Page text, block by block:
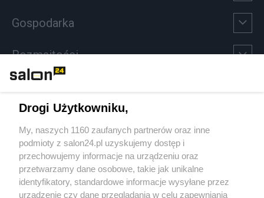
Gospodarka
Rozmaitości
Sport
Społeczeństwo
Kultura
Drogi Użytkowniku,
My, naszych 1160 zaufanych partnerów oraz inne
podmioty z salon24.pl uzyskujemy dostęp i
przechowujemy informacje na urządzeniu oraz
przetwarzamy dane osobowe, takie jak unikalne
identyfikatory, standardowe informacje wysyłane przez
urządzenie czy dane przeglądania w celu zapewniania